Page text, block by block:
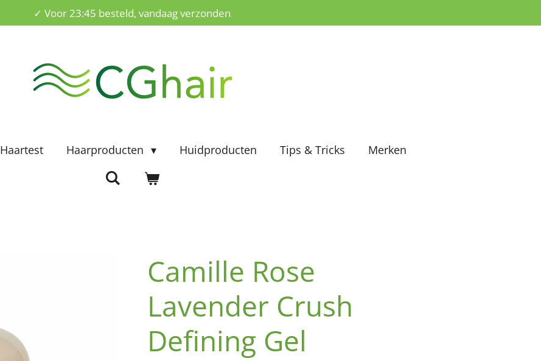
✓ Voor 23:45 besteld, vandaag verzonden
Haartest Haarproducten Huidproducten Tips & Tricks Merken
Camille Rose
Lavender Crush
Defining Gel